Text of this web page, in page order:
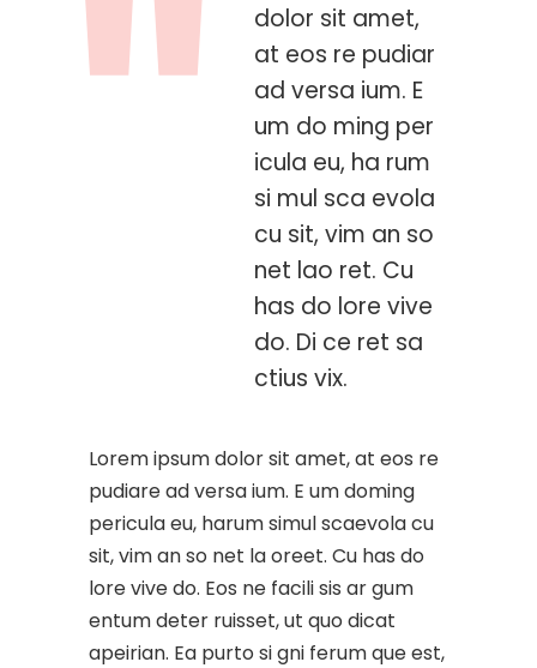
dolor sit amet,
at eos re pudiar
ad versa ium. E
um do ming per
icula eu, ha rum
si mul sca evola
cu sit, vim an so
net lao ret. Cu
has do lore vive
do. Di ce ret sa
ctius vix.
Lorem ipsum dolor sit amet, at eos re
pudiare ad versa ium. E um doming
pericula eu, harum simul scaevola cu
sit, vim an so net la oreet. Cu has do
lore vive do. Eos ne facili sis ar gum
entum deter ruisset, ut quo dicat
apeirian. Ea purto si gni ferum que est,